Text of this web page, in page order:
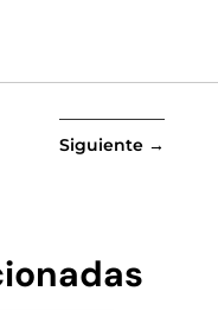
Siguiente →